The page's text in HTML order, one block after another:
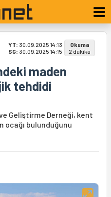
YT: 30.09.2025 14:13
SG: 30.09.2025 14:15
Okuma
2 dakika
maden
tehdidi
Geliştirme Derneği, kent
ocağı bulunduğunu